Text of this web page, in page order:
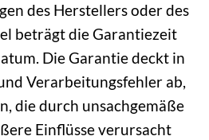
des Herstellers oder des
beträgt die Garantiezeit
Die Garantie deckt in
Verarbeitungsfehler ab,
die durch unsachgemäße
Einflüsse verursacht